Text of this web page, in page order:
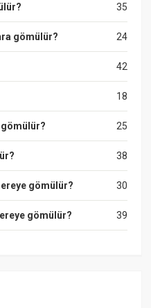
35
24
gömülür?
42
18
25
38
30
gömülür?
39
gömülür?